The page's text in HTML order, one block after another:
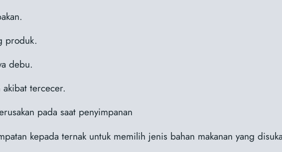
produk.
debu.
tercecer.
pada saat penyimpanan
kepada ternak untuk memilih jenis bahan makanan yang